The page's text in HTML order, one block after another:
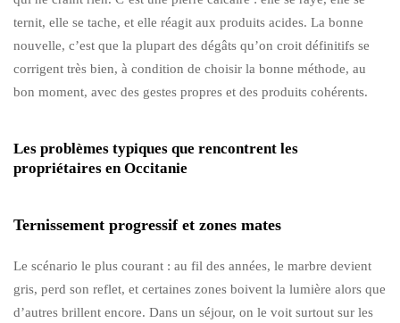
ternit, elle se tache, et elle réagit aux produits acides. La bonne
nouvelle, c’est que la plupart des dégâts qu’on croit définitifs se
corrigent très bien, à condition de choisir la bonne méthode, au
bon moment, avec des gestes propres et des produits cohérents.
Les problèmes typiques que rencontrent les
propriétaires en Occitanie
Ternissement progressif et zones mates
Le scénario le plus courant : au fil des années, le marbre devient
gris, perd son reflet, et certaines zones boivent la lumière alors que
d’autres brillent encore. Dans un séjour, on le voit surtout sur les